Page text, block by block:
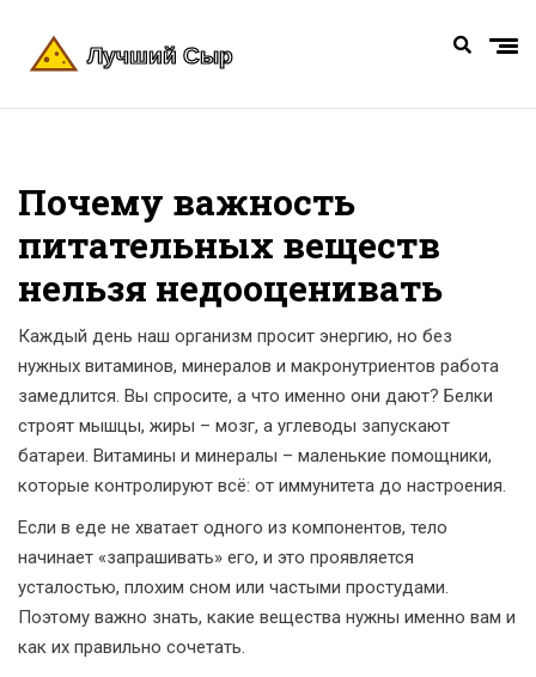
Почему важность
питательных веществ
нельзя недооценивать
Каждый день наш организм просит энергию, но без
нужных витаминов, минералов и макронутриентов работа
замедлится. Вы спросите, а что именно они дают? Белки
строят мышцы, жиры – мозг, а углеводы запускают
батареи. Витамины и минералы – маленькие помощники,
которые контролируют всё: от иммунитета до настроения.
Если в еде не хватает одного из компонентов, тело
начинает «запрашивать» его, и это проявляется
усталостью, плохим сном или частыми простудами.
Поэтому важно знать, какие вещества нужны именно вам и
как их правильно сочетать.